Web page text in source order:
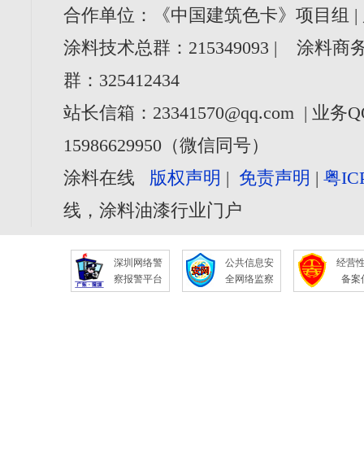
合作单位：《中国建筑色卡》项目组
涂料技术总群：215349093 | 涂料商
群：325412434
站长信箱：23341570@qq.com | 业务
15986629950（微信同号）
涂料在线 版权声明 | 免责声明 |粤
线，涂料油漆行业门户
深圳网络警
察报警平台
公共信息安
全网络监察
经营
备案